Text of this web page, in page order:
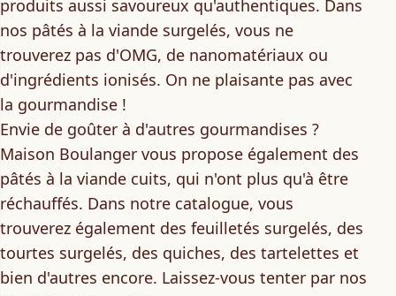
produits aussi savoureux qu'authentiques. Dans
nos pâtés à la viande surgelés, vous ne
trouverez pas d'OMG, de nanomatériaux ou
d'ingrédients ionisés. On ne plaisante pas avec
la gourmandise !
Envie de goûter à d'autres gourmandises ?
Maison Boulanger vous propose également des
pâtés à la viande cuits, qui n'ont plus qu'à être
réchauffés. Dans notre catalogue, vous
trouverez également des feuilletés surgelés, des
tourtes surgelés, des quiches, des tartelettes et
bien d'autres encore. Laissez-vous tenter par nos